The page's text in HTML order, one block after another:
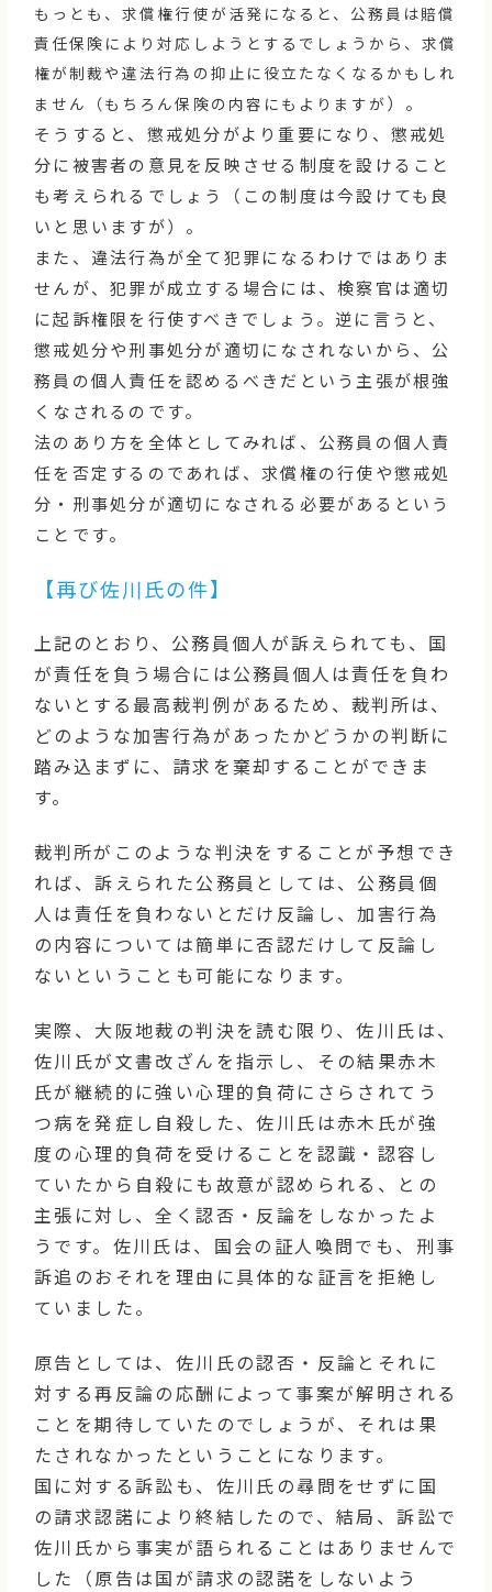
もっとも、求償権行使が活発になると、公務員は賠償
責任保険により対応しようとするでしょうから、求償
権が制裁や違法行為の抑止に役立たなくなるかもしれ
ません（もちろん保険の内容にもよりますが ）。
そうすると、懲戒処分がより重要になり、懲戒処
分に被害者の意見を反映させる制度を設けること
も考えられるでしょう（この制度は今設けても良
いと思いますが）。
また、違法行為が全て犯罪になるわけではありま
せんが、犯罪が成立する場合には、検察官は適切
に起訴権限を行使すべきでしょう。逆に言うと、
懲戒処分や刑事処分が適切になされないから、公
務員の個人責任を認めるべきだという主張が根強
くなされるのです。
法のあり方を全体としてみれば、公務員の個人責
任を否定するのであれば、求償権の行使や懲戒処
分・刑事処分が適切になされる必要があるという
ことです。
【再び佐川氏の件】
上記のとおり、公務員個人が訴えられても、国
が責任を負う場合には公務員個人は責任を負わ
ないとする最高裁判例があるため、裁判所は、
どのような加害行為があったかどうかの判断に
踏み込まずに、請求を棄却することができま
す。
裁判所がこのような判決をすることが予想でき
れば、訴えられた公務員としては、公務員個
人は責任を負わないとだけ反論し、加害行為
の内容については簡単に否認だけして反論し
ないということも可能になります。
実際、大阪地裁の判決を読む限り、佐川氏は、
佐川氏が文書改ざんを指示し、その結果赤木
氏が継続的に強い心理的負荷にさらされてう
つ病を発症し自殺した、佐川氏は赤木氏が強
度の心理的負荷を受けることを認識・認容し
ていたから自殺にも故意が認められる、との
主張に対し、全く認否・反論をしなかったよ
うです。佐川氏は、国会の証人喚問でも、刑事
訴追のおそれを理由に具体的な証言を拒絶し
ていました。
原告としては、佐川氏の認否・反論とそれに
対する再反論の応酬によって事案が解明される
ことを期待していたのでしょうが、それは果
たされなかったということになります。
国に対する訴訟も、佐川氏の尋問をせずに国
の請求認諾により終結したので、結局、訴訟で
佐川氏から事実が語られることはありませんで
した（原告は国が請求の認諾をしないよう